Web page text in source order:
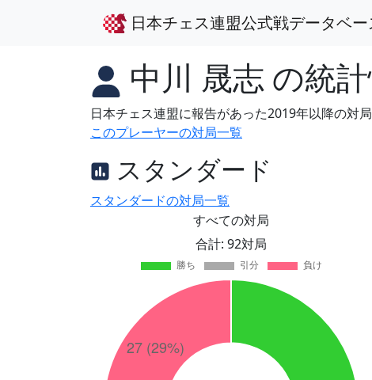
日本チェス連盟公式戦データベー
中川 晟志 の統
日本チェス連盟に報告があった2019年以降の対
このプレーヤーの対局一覧
スタンダード
スタンダードの対局一覧
すべての対局
合計: 92対局